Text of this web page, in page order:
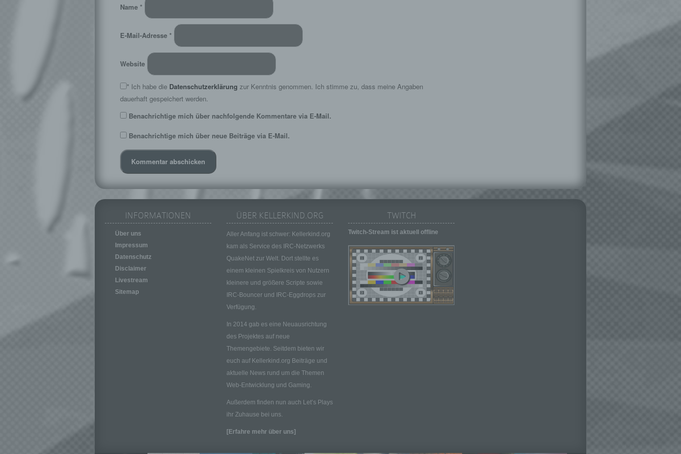
Name *
E-Mail-Adresse *
Website
* Ich habe die Datenschutzerklärung zur Kenntnis genommen. Ich stimme zu, dass meine Angaben
dauerhaft gespeichert werden.
Benachrichtige mich über nachfolgende Kommentare via E-Mail.
Benachrichtige mich über neue Beiträge via E-Mail.
INFORMATIONEN
Über uns
Impressum
Datenschutz
Disclaimer
Livestream
Sitemap
ÜBER KELLERKIND.ORG
Aller Anfang ist schwer: Kellerkind.org
kam als Service des IRC-Netzwerks
QuakeNet zur Welt. Dort stellte es
einem kleinen Spielkreis von Nutzern
kleinere und größere Scripte sowie
IRC-Bouncer und IRC-Eggdrops zur
Verfügung.
In 2014 gab es eine Neuausrichtung
des Projektes auf neue
Themengebiete. Seitdem bieten wir
euch auf Kellerkind.org Beiträge und
aktuelle News rund um die Themen
Web-Entwicklung und Gaming.
Außerdem finden nun auch Let’s Plays
ihr Zuhause bei uns.
[Erfahre mehr über uns]
TWITCH
Twitch-Stream ist aktuell offline
personenbezogener Daten, die darin besteht, dass diese
personenbezogenen Daten verwendet werden, um bestimmte
zu bewerten, insbesondere, um Aspekte bezüglich Arbeitsleistung,
wirtschaftlicher Lage, Gesundheit, persönlicher Vorlieben, Interessen,
Zuverlässigkeit, Verhalten, Aufenthaltsort oder Ortswechsel dieser
f) Pseudonymisierung
in einer Weise, auf welche die personenbezogenen Daten ohne
spezifischen betroffenen Person zugeordnet werden können, sofern
werden.
Verantwortlicher oder für die Verarbeitung Verantwortlicher ist die
natürliche oder juristische Person, Behörde, Einrichtung oder andere
Stelle, die allein oder gemeinsam mit anderen über die Zwecke und
Mittel der Verarbeitung von personenbezogenen Daten entscheidet.
Sind die Zwecke und Mittel dieser Verarbeitung durch das
Unionsrecht oder das Recht der Mitgliedstaaten vorgegeben, so kann
der Verantwortliche beziehungsweise können die bestimmten
Kriterien seiner Benennung nach dem Unionsrecht oder dem Recht
der Mitgliedstaaten vorgesehen werden.
h) Auftragsverarbeiter
Auftragsverarbeiter ist eine natürliche oder juristische Person,
Behörde, Einrichtung oder andere Stelle, die personenbezogene
Daten im Auftrag des Verantwortlichen verarbeitet.
i) Empfänger
Empfänger ist eine natürliche oder juristische Person, Behörde,
Einrichtung oder andere Stelle, der personenbezogene Daten
Dritten handelt oder nicht. Behörden, die im Rahmen eines
bestimmten Untersuchungsauftrags nach dem Unionsrecht oder dem
erhalten, gelten jedoch nicht als Empfänger.